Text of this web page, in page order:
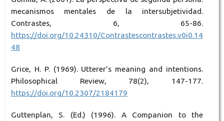
mecanismos mentales de la intersubjetividad.
Contrastes, 6, 65-86.
https://doi.org/10.24310/Contrastescontrastes.v0i0.14
48
Grice, H. P. (1969). Utterer’s meaning and intentions.
Philosophical Review, 78(2), 147-177.
https://doi.org/10.2307/2184179
Guttenplan, S. (Ed.) (1996). A Companion to the